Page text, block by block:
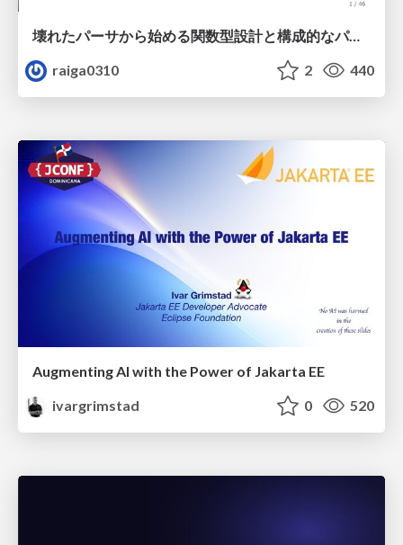
壊れたパーサから始める関数型設計と構成的なパーサ #fp_matsuri
raiga0310
2 440
Augmenting AI with the Power of Jakarta EE
ivargrimstad
0 520